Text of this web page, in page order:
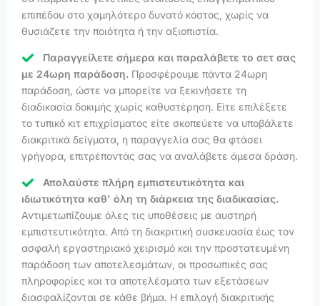
επιπέδου στο χαμηλότερο δυνατό κόστος, χωρίς να
θυσιάζετε την ποιότητα ή την αξιοπιστία.
Παραγγείλετε σήμερα και παραλάβετε το σετ σας
με 24ωρη παράδοση. Προσφέρουμε πάντα 24ωρη
παράδοση, ώστε να μπορείτε να ξεκινήσετε τη
διαδικασία δοκιμής χωρίς καθυστέρηση. Είτε επιλέξετε
το τυπικό κιτ επιχρίσματος είτε σκοπεύετε να υποβάλετε
διακριτικά δείγματα, η παραγγελία σας θα φτάσει
γρήγορα, επιτρέποντάς σας να αναλάβετε άμεσα δράση.
Απολαύστε πλήρη εμπιστευτικότητα και
ιδιωτικότητα καθ' όλη τη διάρκεια της διαδικασίας.
Αντιμετωπίζουμε όλες τις υποθέσεις με αυστηρή
εμπιστευτικότητα. Από τη διακριτική συσκευασία έως τον
ασφαλή εργαστηριακό χειρισμό και την προστατευμένη
παράδοση των αποτελεσμάτων, οι προσωπικές σας
πληροφορίες και τα αποτελέσματα των εξετάσεων
διασφαλίζονται σε κάθε βήμα. Η επιλογή διακριτικής